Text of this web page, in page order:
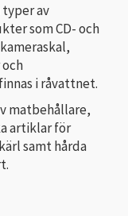
typer av
som CD- och
i råvattnet.
matbehållare,
artiklar för
samt hårda